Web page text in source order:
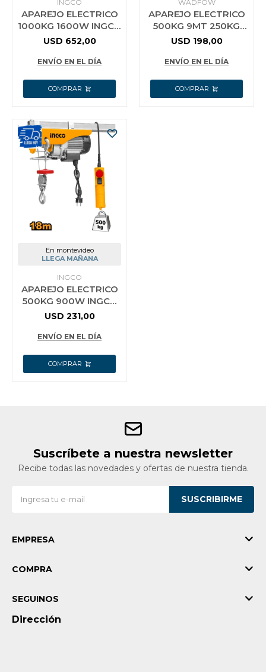
INGCO
APAREJO ELECTRICO
1000KG 1600W INGCO
EH10001
USD 652,00
ENVÍO EN EL DÍA
WADFOW
APAREJO ELECTRICO
500KG 9MT 250KG
18MT WADFOW
USD 198,00
ENVÍO EN EL DÍA
En montevideo
LLEGA MAÑANA
INGCO
APAREJO ELECTRICO
500KG 900W INGCO
EH5001
USD 231,00
ENVÍO EN EL DÍA
Suscríbete a nuestra newsletter
Recibe todas las novedades y ofertas de nuestra tienda.
SUSCRIBIRME
EMPRESA
COMPRA
Dirección
SEGUINOS